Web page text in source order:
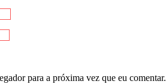
para a próxima vez que eu comentar.